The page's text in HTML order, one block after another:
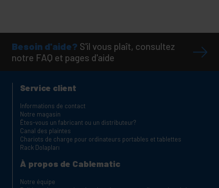
Besoin d'aide? S'il vous plaît, consultez
notre FAQ et pages d'aide
Service client
Informations de contact
Notre magasin
Êtes-vous un fabricant ou un distributeur?
Canal des plaintes
Chariots de charge pour ordinateurs portables et tablettes
Rack Dolapları
À propos de Cablematic
Notre équipe